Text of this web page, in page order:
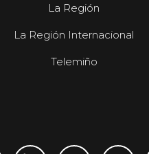
La Región
La Región Internacional
Telemiño